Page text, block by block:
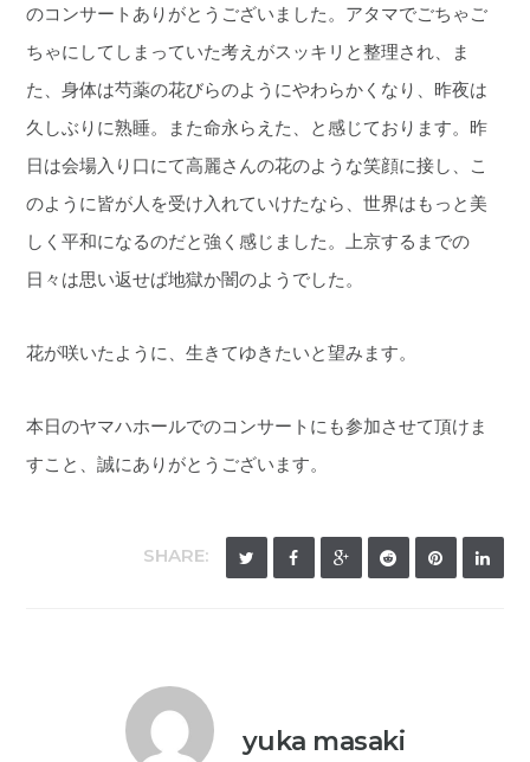
のコンサートありがとうございました。アタマでごちゃご
ちゃにしてしまっていた考えがスッキリと整理され、ま
た、身体は芍薬の花びらのようにやわらかくなり、昨夜は
久しぶりに熟睡。また命永らえた、と感じております。昨
日は会場入り口にて高麗さんの花のような笑顔に接し、こ
のように皆が人を受け入れていけたなら、世界はもっと美
しく平和になるのだと強く感じました。上京するまでの
日々は思い返せば地獄か闇のようでした。
花が咲いたように、生きてゆきたいと望みます。
本日のヤマハホールでのコンサートにも参加させて頂けま
すこと、誠にありがとうございます。
SHARE:
yuka masaki